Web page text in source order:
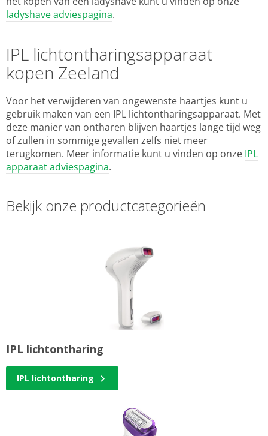
ladyshave adviespagina.
IPL lichtontharingsapparaat
kopen Zeeland
Voor het verwijderen van ongewenste haartjes kunt u
gebruik maken van een IPL lichtontharingsapparaat. Met
deze manier van ontharen blijven haartjes lange tijd weg
of zullen in sommige gevallen zelfs niet meer
terugkomen. Meer informatie kunt u vinden op onze IPL
apparaat adviespagina.
Bekijk onze productcategorieën
IPL lichtontharing
IPL lichtontharing